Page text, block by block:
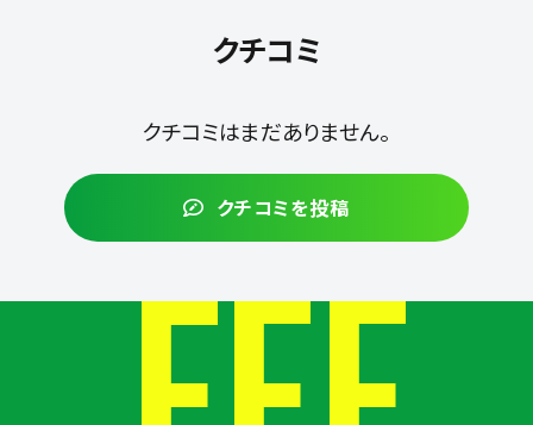
クチコミ
クチコミはまだありません。
クチコミを投稿